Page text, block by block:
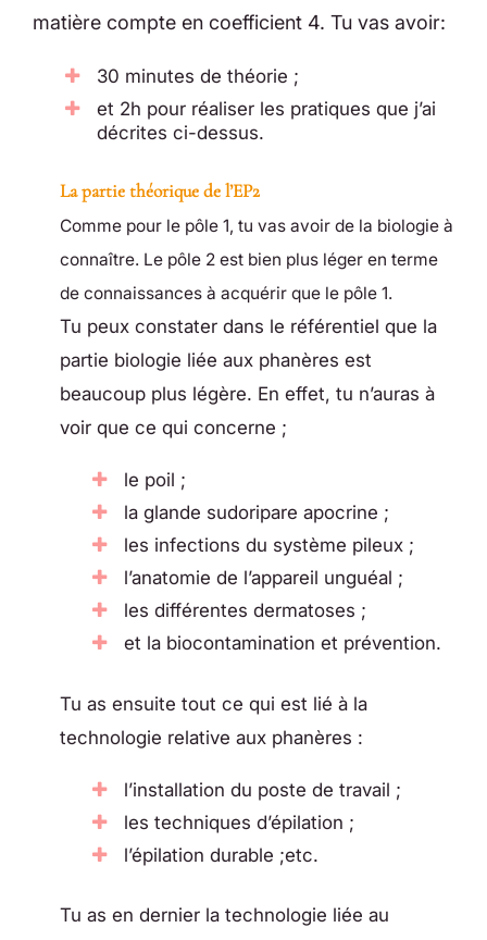
matière compte en coefficient 4. Tu vas avoir:
30 minutes de théorie ;
et 2h pour réaliser les pratiques que j’ai
décrites ci-dessus.
La partie théorique de l’EP2
Comme pour le pôle 1, tu vas avoir de la biologie à
connaître. Le pôle 2 est bien plus léger en terme
de connaissances à acquérir que le pôle 1.
Tu peux constater dans le référentiel que la
partie biologie liée aux phanères est
beaucoup plus légère. En effet, tu n’auras à
voir que ce qui concerne ;
le poil ;
la glande sudoripare apocrine ;
les infections du système pileux ;
l’anatomie de l’appareil unguéal ;
les différentes dermatoses ;
et la biocontamination et prévention.
Tu as ensuite tout ce qui est lié à la
technologie relative aux phanères :
l’installation du poste de travail ;
les techniques d’épilation ;
l’épilation durable ;etc.
Tu as en dernier la technologie liée au